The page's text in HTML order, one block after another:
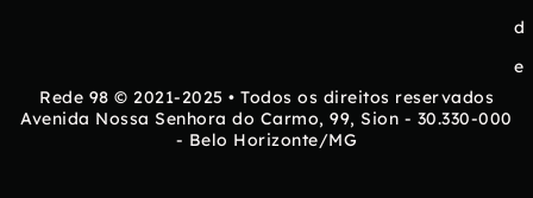
d
e
Rede 98 © 2021-2025 • Todos os direitos reservados
Avenida Nossa Senhora do Carmo, 99, Sion - 30.330-000
- Belo Horizonte/MG